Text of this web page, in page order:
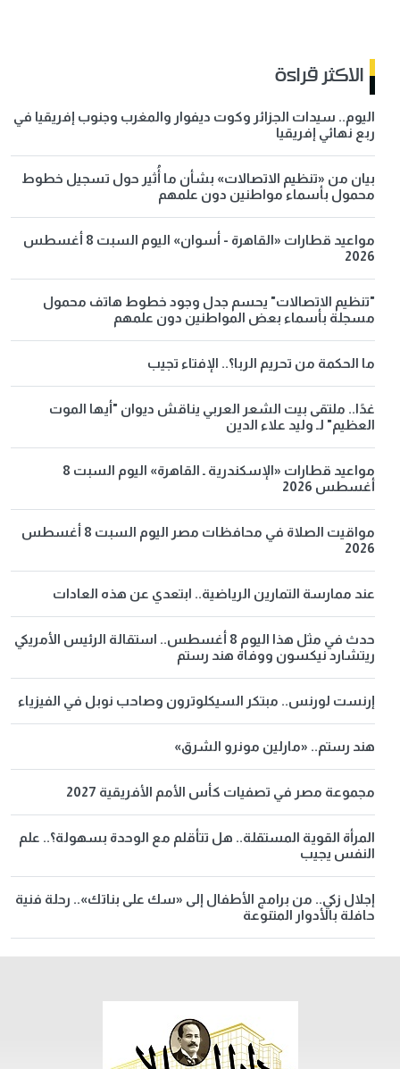
الاكثر قراءة
اليوم.. سيدات الجزائر وكوت ديفوار والمغرب وجنوب إفريقيا في
ربع نهائي إفريقيا
بيان من «تنظيم الاتصالات» بشأن ما أُثير حول تسجيل خطوط
محمول بأسماء مواطنين دون علمهم
مواعيد قطارات «القاهرة - أسوان» اليوم السبت 8 أغسطس
2026
"تنظيم الاتصالات" يحسم جدل وجود خطوط هاتف محمول
مسجلة بأسماء بعض المواطنين دون علمهم
ما الحكمة من تحريم الربا؟.. الإفتاء تجيب
غدًا.. ملتقى بيت الشعر العربي يناقش ديوان "أيها الموت
العظيم" لـ وليد علاء الدين
مواعيد قطارات «الإسكندرية ـ القاهرة» اليوم السبت 8
أغسطس 2026
مواقيت الصلاة في محافظات مصر اليوم السبت 8 أغسطس
2026
عند ممارسة التمارين الرياضية.. ابتعدي عن هذه العادات
حدث في مثل هذا اليوم 8 أغسطس.. استقالة الرئيس الأمريكي
ريتشارد نيكسون ووفاة هند رستم
إرنست لورنس.. مبتكر السيكلوترون وصاحب نوبل في الفيزياء
هند رستم.. «مارلين مونرو الشرق»
مجموعة مصر في تصفيات كأس الأمم الأفريقية 2027
المرأة القوية المستقلة.. هل تتأقلم مع الوحدة بسهولة؟.. علم
النفس يجيب
إجلال زكي.. من برامج الأطفال إلى «سك على بناتك».. رحلة فنية
حافلة بالأدوار المتنوعة